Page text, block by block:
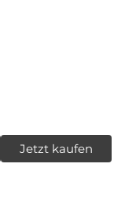
Jetzt kaufen